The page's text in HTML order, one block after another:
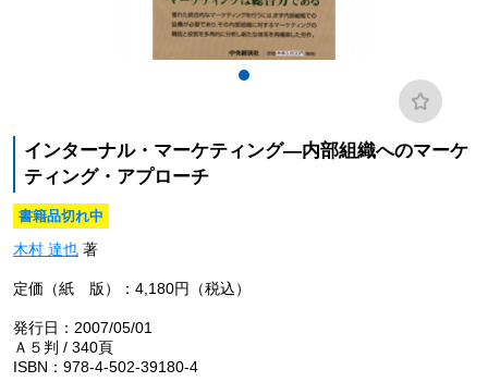
インターナル・マーケティング―内部組織へのマーケ
ティング・アプローチ
書籍品切れ中
木村 達也著
定価（紙 版）：4,180円（税込）
発行日：2007/05/01
Ａ５判 / 340頁
ISBN：978-4-502-39180-4